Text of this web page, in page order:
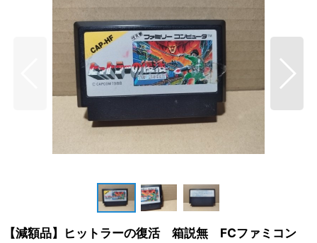
【減額品】ヒットラーの復活 箱説無 FCファミコン